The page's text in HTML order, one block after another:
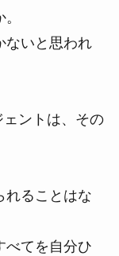
ないと思われ
ントは、その
れることはな
べてを自分ひ